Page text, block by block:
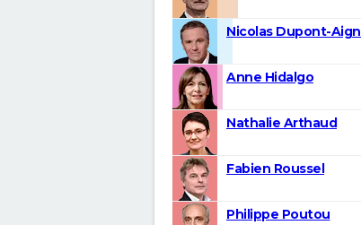
Nicolas Dupont-
Anne Hidalgo
Nathalie Arthaud
Fabien Roussel
Philippe Poutou